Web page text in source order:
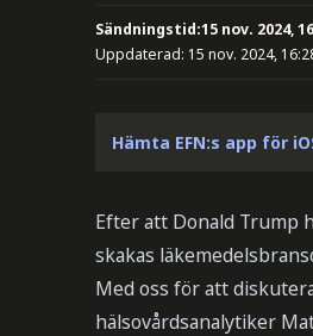
Sändningstid:15 nov. 2024,
Uppdaterad: 15 nov. 2024,
Hämta EFN:s app för
Efter att Donald Trump
skakas
Med oss för att
hälsovårdsanalytiker